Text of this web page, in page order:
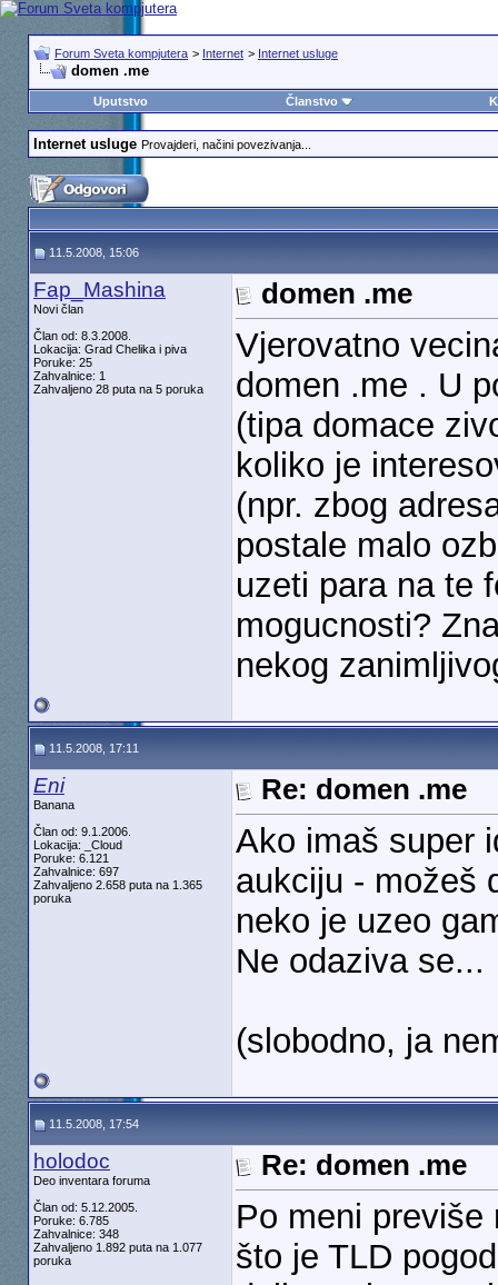
Forum Sveta kompjutera > Internet > Internet usluge
domen .me
Uputstvo Članstvo
Internet usluge Provajderi, načini povezivanja...
11.5.2008, 15:06
Fap_Mashina
Novi član
Član od: 8.3.2008.
Lokacija: Grad Chelika i piva
Poruke: 25
Zahvalnice: 1
Zahvaljeno 28 puta na 5 poruka
domen .me
Vjerovatno
domen .me . U
(tipa domace
koliko je
(npr. zbog
postale malo
uzeti para na te
mogucnosti?
nekog
11.5.2008, 17:11
Eni
Banana
Član od: 9.1.2006.
Lokacija: _Cloud
Poruke: 6.121
Zahvalnice: 697
Zahvaljeno 2.658 puta na 1.365
poruka
Re: domen .me
Ako imaš super
aukciju - možeš
neko je uzeo
Ne odaziva se...
(slobodno, ja
11.5.2008, 17:54
holodoc
Deo inventara foruma
Član od: 5.12.2005.
Poruke: 6.785
Zahvalnice: 348
Zahvaljeno 1.892 puta na 1.077
poruka
Re: domen .me
Po meni previše
što je TLD